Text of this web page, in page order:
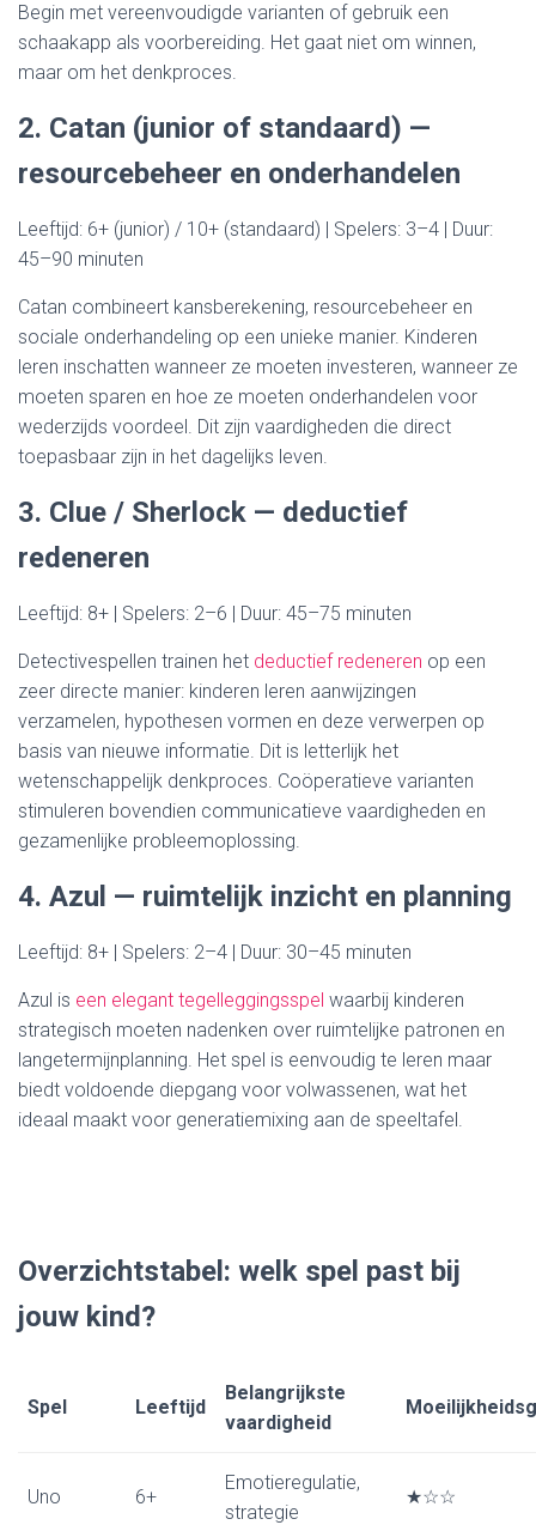
Begin met vereenvoudigde varianten of gebruik een
schaakapp als voorbereiding. Het gaat niet om winnen,
maar om het denkproces.
2. Catan (junior of standaard) —
resourcebeheer en onderhandelen
Leeftijd: 6+ (junior) / 10+ (standaard) | Spelers: 3–4 | Duur:
45–90 minuten
Catan combineert kansberekening, resourcebeheer en
sociale onderhandeling op een unieke manier. Kinderen
leren inschatten wanneer ze moeten investeren, wanneer ze
moeten sparen en hoe ze moeten onderhandelen voor
wederzijds voordeel. Dit zijn vaardigheden die direct
toepasbaar zijn in het dagelijks leven.
3. Clue / Sherlock — deductief
redeneren
Leeftijd: 8+ | Spelers: 2–6 | Duur: 45–75 minuten
Detectivespellen trainen het deductief redeneren op een
zeer directe manier: kinderen leren aanwijzingen
verzamelen, hypothesen vormen en deze verwerpen op
basis van nieuwe informatie. Dit is letterlijk het
wetenschappelijk denkproces. Coöperatieve varianten
stimuleren bovendien communicatieve vaardigheden en
gezamenlijke probleemoplossing.
4. Azul — ruimtelijk inzicht en planning
Leeftijd: 8+ | Spelers: 2–4 | Duur: 30–45 minuten
Azul is een elegant tegelleggingsspel waarbij kinderen
strategisch moeten nadenken over ruimtelijke patronen en
langetermijnplanning. Het spel is eenvoudig te leren maar
biedt voldoende diepgang voor volwassenen, wat het
ideaal maakt voor generatiemixing aan de speeltafel.
Overzichtstabel: welk spel past bij
jouw kind?
Spel Leeftijd
Belangrijkste
vaardigheid
Uno 6+
Emotieregulatie,
strategie
★☆☆